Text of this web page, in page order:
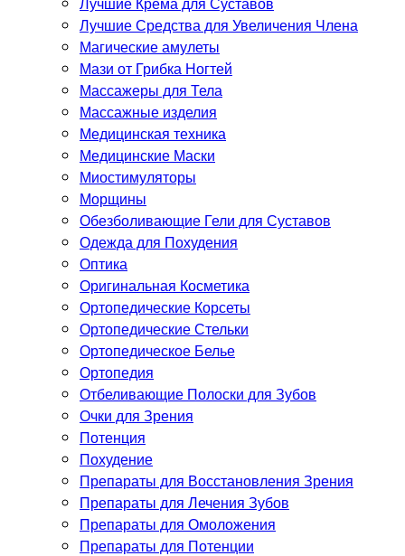
Лучшие Средства для Увеличения Члена
Магические амулеты
Мази от Грибка Ногтей
Массажеры для Тела
Массажные изделия
Медицинская техника
Медицинские Маски
Миостимуляторы
Морщины
Обезболивающие Гели для Суставов
Одежда для Похудения
Оптика
Оригинальная Косметика
Ортопедические Корсеты
Ортопедические Стельки
Ортопедическое Белье
Ортопедия
Отбеливающие Полоски для Зубов
Очки для Зрения
Потенция
Похудение
Препараты для Восстановления Зрения
Препараты для Лечения Зубов
Препараты для Омоложения
Препараты для Потенции